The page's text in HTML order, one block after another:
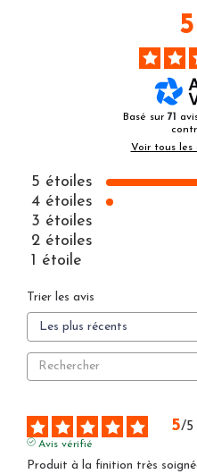
Basé sur 71
Voir tous les
5 étoiles
4 étoiles
3 étoiles
2 étoiles
1 étoile
Trier les avis
5/5
Avis vérifié
Produit à la finition très